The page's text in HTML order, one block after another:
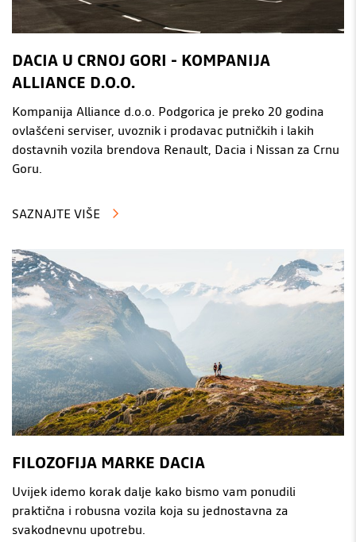
DACIA U CRNOJ GORI - KOMPANIJA
ALLIANCE D.O.O.
Kompanija Alliance d.o.o. Podgorica je preko 20 godina
ovlašćeni serviser, uvoznik i prodavac putničkih i lakih
dostavnih vozila brendova Renault, Dacia i Nissan za Crnu
Goru.
SAZNAJTE VIŠE
FILOZOFIJA MARKE DACIA
Uvijek idemo korak dalje kako bismo vam ponudili
praktična i robusna vozila koja su jednostavna za
svakodnevnu upotrebu.